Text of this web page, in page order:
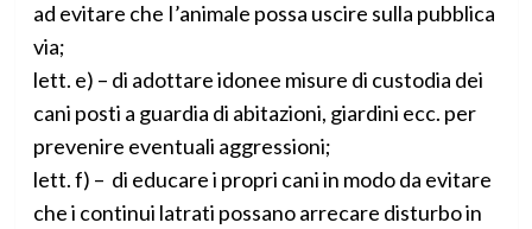
ad evitare che I’animale possa uscire sulla pubblica
via;
lett. e) – di adottare idonee misure di custodia dei
cani posti a guardia di abitazioni, giardini ecc. per
prevenire eventuali aggressioni;
lett. f) – di educare i propri cani in modo da evitare
che i continui latrati possano arrecare disturbo in